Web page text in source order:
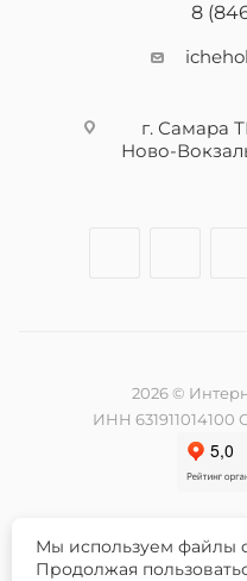
8
г. Самара
Ново-
2026 ©
ИНН 631911014100
Разработка и
Мы используем файлы
Продолжая